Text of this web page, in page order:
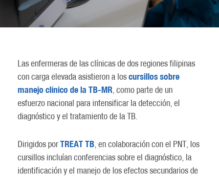
Las enfermeras de las clínicas de dos regiones filipinas
con carga elevada asistieron a loscursillos sobre
manejo clínico de la TB-MR , como parte de un
esfuerzo nacional para intensificar la detección, el
diagnóstico y el tratamiento de la TB.
Dirigidos porTREAT TB, en colaboración con el PNT, los
cursillos incluían conferencias sobre el diagnóstico, la
identificación y el manejo de los efectos secundarios de